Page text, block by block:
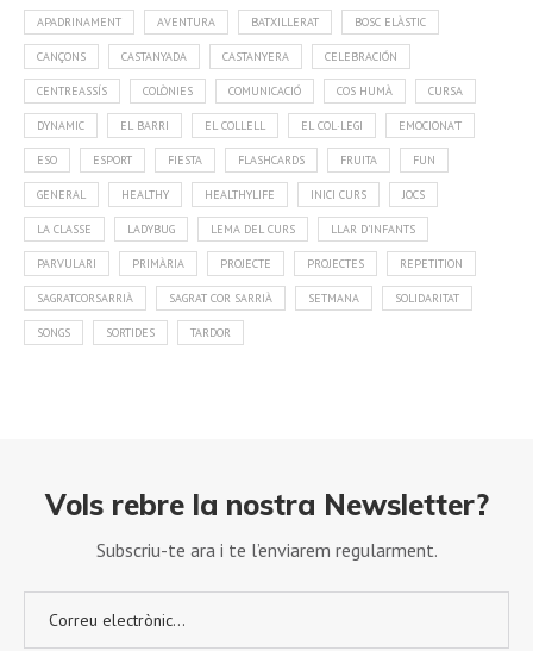
APADRINAMENT AVENTURA BATXILLERAT BOSC ELÀSTIC
CANÇONS CASTANYADA CASTANYERA CELEBRACIÓN
CENTREASSÍS COLÒNIES COMUNICACIÓ COS HUMÀ CURSA
DYNAMIC EL BARRI EL COLLELL EL COL·LEGI EMOCIONA'T
ESO ESPORT FIESTA FLASHCARDS FRUITA FUN
GENERAL HEALTHY HEALTHYLIFE INICI CURS JOCS
LA CLASSE LADYBUG LEMA DEL CURS LLAR D'INFANTS
PARVULARI PRIMÀRIA PROJECTE PROJECTES REPETITION
SAGRATCORSARRIÀ SAGRAT COR SARRIÀ SETMANA SOLIDARITAT
SONGS SORTIDES TARDOR
Vols rebre la nostra Newsletter?
Subscriu-te ara i te l’enviarem regularment.